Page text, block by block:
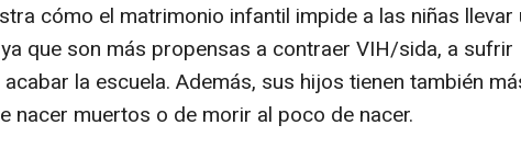
cómo el matrimonio infantil impide a las niñas llevar
que son más propensas a contraer VIH/sida, a sufrir
la escuela. Además, sus hijos tienen también
nacer muertos o de morir al poco de nacer.